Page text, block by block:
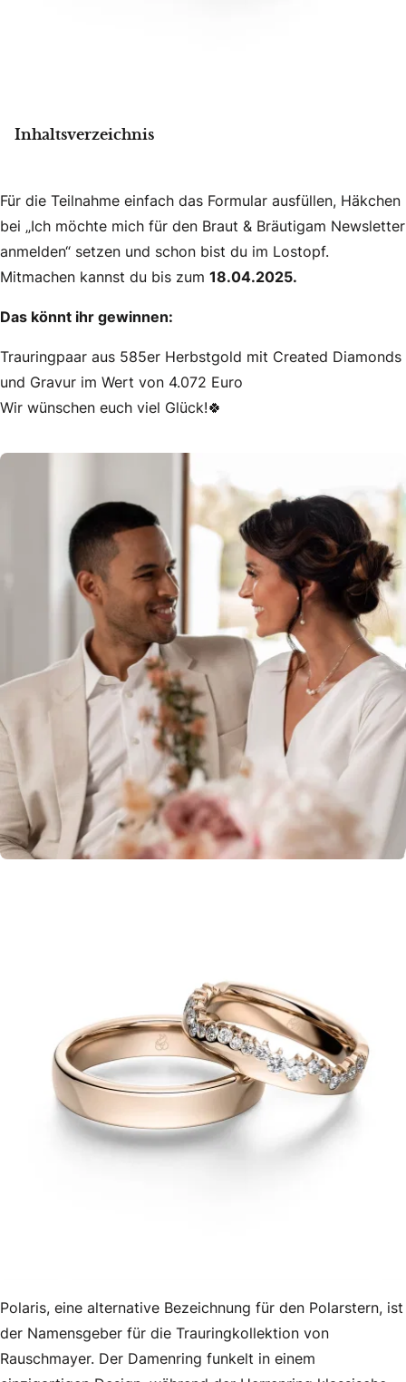
Inhaltsverzeichnis
Für die Teilnahme einfach das Formular ausfüllen, Häkchen
bei „Ich möchte mich für den Braut & Bräutigam Newsletter
anmelden“ setzen und schon bist du im Lostopf.
Mitmachen kannst du bis zum 18.04.2025.
Das könnt ihr gewinnen:
Trauringpaar aus 585er Herbstgold mit Created Diamonds
und Gravur im Wert von 4.072 Euro
Wir wünschen euch viel Glück!🍀
Polaris, eine alternative Bezeichnung für den Polarstern, ist
der Namensgeber für die Trauringkollektion von
Rauschmayer. Der Damenring funkelt in einem